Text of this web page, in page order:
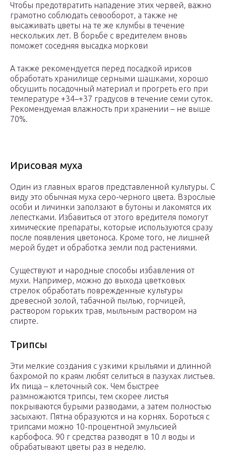
Чтобы предотвратить нападение этих червей, важно
грамотно соблюдать севооборот, а также не
высаживать цветы на те же клумбы в течение
нескольких лет. В борьбе с вредителем вновь
поможет соседняя высадка моркови
А также рекомендуется перед посадкой ирисов
обработать хранилище серными шашками, хорошо
обсушить посадочный материал и прогреть его при
температуре +34–+37 градусов в течение семи суток.
Рекомендуемая влажность при хранении – не выше
70%.
Ирисовая муха
Один из главных врагов представленной культуры. С
виду это обычная муха серо-черного цвета. Взрослые
особи и личинки заползают в бутоны и лакомятся их
лепестками. Избавиться от этого вредителя помогут
химические препараты, которые используются сразу
после появления цветоноса. Кроме того, не лишней
мерой будет и обработка земли под растениями.
Существуют и народные способы избавления от
мухи. Например, можно до выхода цветковых
стрелок обработать поврежденные культуры
древесной золой, табачной пылью, горчицей,
раствором горьких трав, мыльным раствором на
спирте.
Трипсы
Эти мелкие создания с узкими крыльями и длинной
бахромой по краям любят селиться в пазухах листьев.
Их пища – клеточный сок. Чем быстрее
размножаются трипсы, тем скорее листья
покрываются бурыми разводами, а затем полностью
засыхают. Пятна образуются и на корнях. Бороться с
трипсами можно 10-процентной эмульсией
карбофоса. 90 г средства разводят в 10 л воды и
обрабатывают цветы раз в неделю.